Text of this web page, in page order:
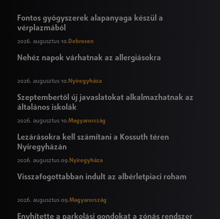
Fontos gyógyszerek alapanyaga készül a
vérplazmából
2026. augusztus 10.Debrecen
Nehéz napok várhatnak az allergiásokra
2026. augusztus 10. Nyíregyháza
Szeptembertől új javaslatokat alkalmazhatnak az
általános iskolák
2026. augusztus 10.Magyarország
Lezárásokra kell számítani a Kossuth téren
Nyíregyházán
2026. augusztus 09. Nyíregyháza
Visszafogottabban indult az albérletpiaci roham
2026. augusztus 09.Magyarország
Enyhítette a parkolási gondokat a zónás rendszer